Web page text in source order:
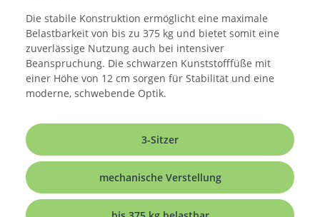
Die stabile Konstruktion ermöglicht eine maximale
Belastbarkeit von bis zu 375 kg und bietet somit eine
zuverlässige Nutzung auch bei intensiver
Beanspruchung. Die schwarzen Kunststofffüße mit
einer Höhe von 12 cm sorgen für Stabilität und eine
moderne, schwebende Optik.
3-Sitzer
mechanische Verstellung